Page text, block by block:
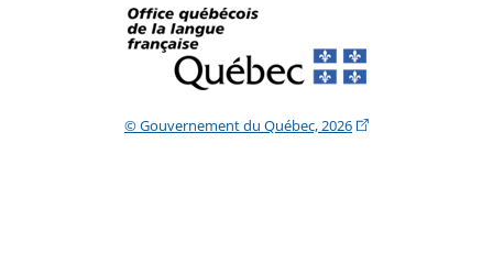
© Gouvernement du Québec, 2026(Cet hyperlien